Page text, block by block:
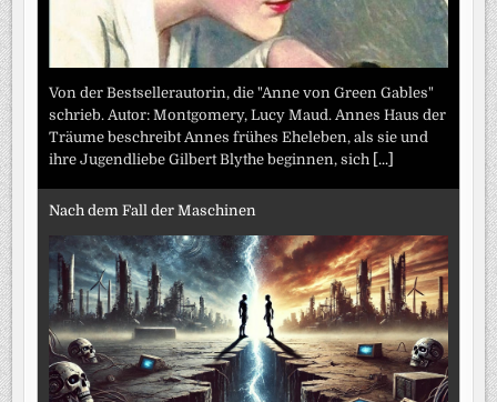
Von der Bestsellerautorin, die "Anne von Green Gables"
schrieb. Autor: Montgomery, Lucy Maud. Annes Haus der
Träume beschreibt Annes frühes Eheleben, als sie und
ihre Jugendliebe Gilbert Blythe beginnen, sich [...]
Nach dem Fall der Maschinen